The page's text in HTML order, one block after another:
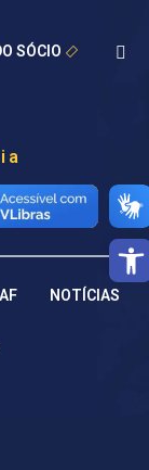
Barra
SÓCIO
NOTÍCIAS